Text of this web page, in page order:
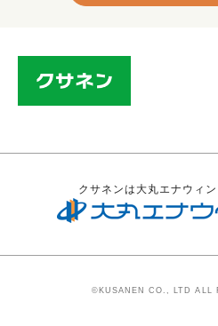
クサネンは大丸エナウィ
©KUSANEN CO., LTD ALL